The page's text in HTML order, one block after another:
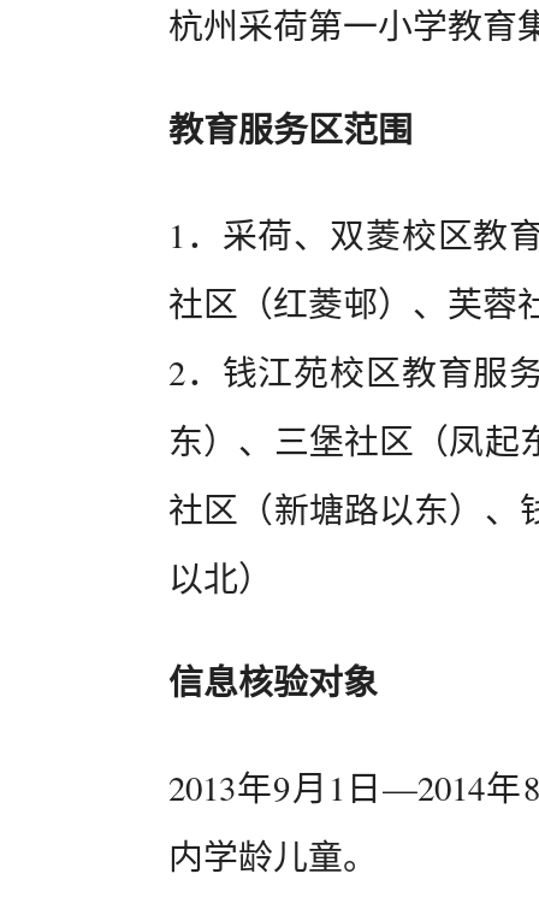
杭州采荷第一小学教育
教育服务区范围
1．采荷、双菱校区教
社区（红菱邨）、芙蓉
2．钱江苑校区教育服
东）、三堡社区（凤起
社区（新塘路以东）、
以北）
信息核验对象
2013年9月1日—2014
内学龄儿童。